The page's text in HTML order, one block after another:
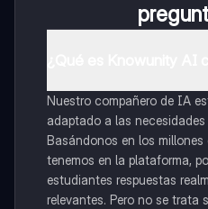
Nuestro compañero de IA
adaptado a las
Basándonos en los
tenemos en la plataforma,
estudiantes respuestas
relevantes. Pero no se trata